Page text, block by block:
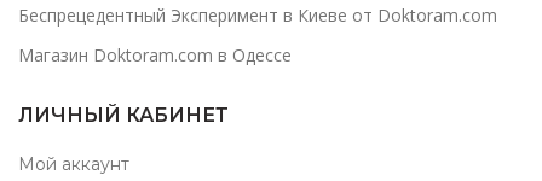
Беспрецедентный Эксперимент в Киеве от Doktoram.com
Магазин Doktoram.com в Одессе
ЛИЧНЫЙ КАБИНЕТ
Мой аккаунт